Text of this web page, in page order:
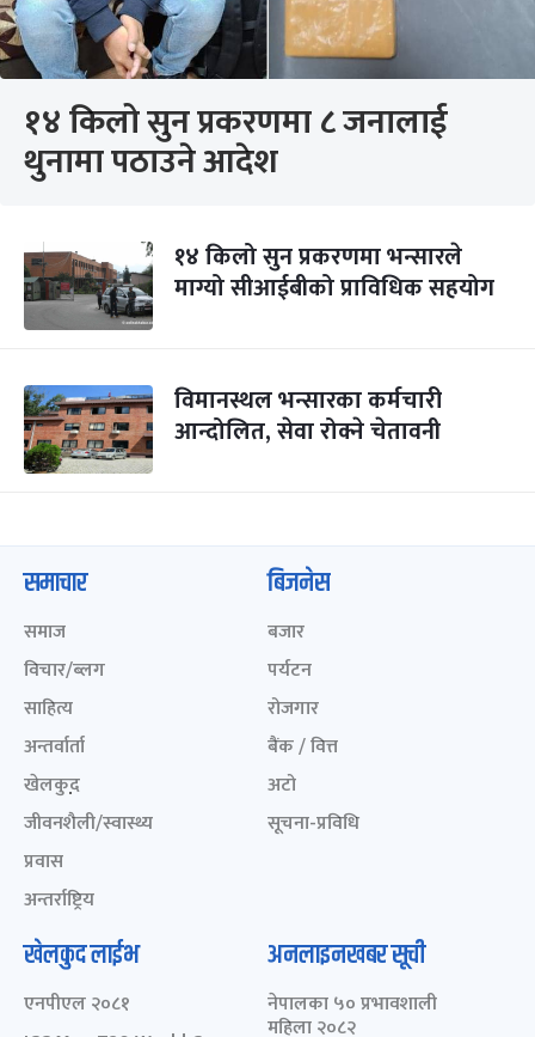
१४ किलो सुन प्रकरणमा ८ जनालाई
थुनामा पठाउने आदेश
१४ किलो सुन प्रकरणमा भन्सारले
माग्यो सीआईबीको प्राविधिक सहयोग
विमानस्थल भन्सारका कर्मचारी
आन्दोलित, सेवा रोक्ने चेतावनी
समाचार
समाज
विचार/ब्लग
साहित्य
अन्तर्वार्ता
खेलकुद़़
जीवनशैली/स्वास्थ्य
प्रवास
अन्तर्राष्ट्रिय
बिजनेस
बजार
पर्यटन
रोजगार
बैंक / वित्त
अटो
सूचना-प्रविधि
खेलकुद लाईभ
एनपीएल २०८१
अनलाइनखबर सूची
नेपालका ५० प्रभावशाली
महिला २०८२